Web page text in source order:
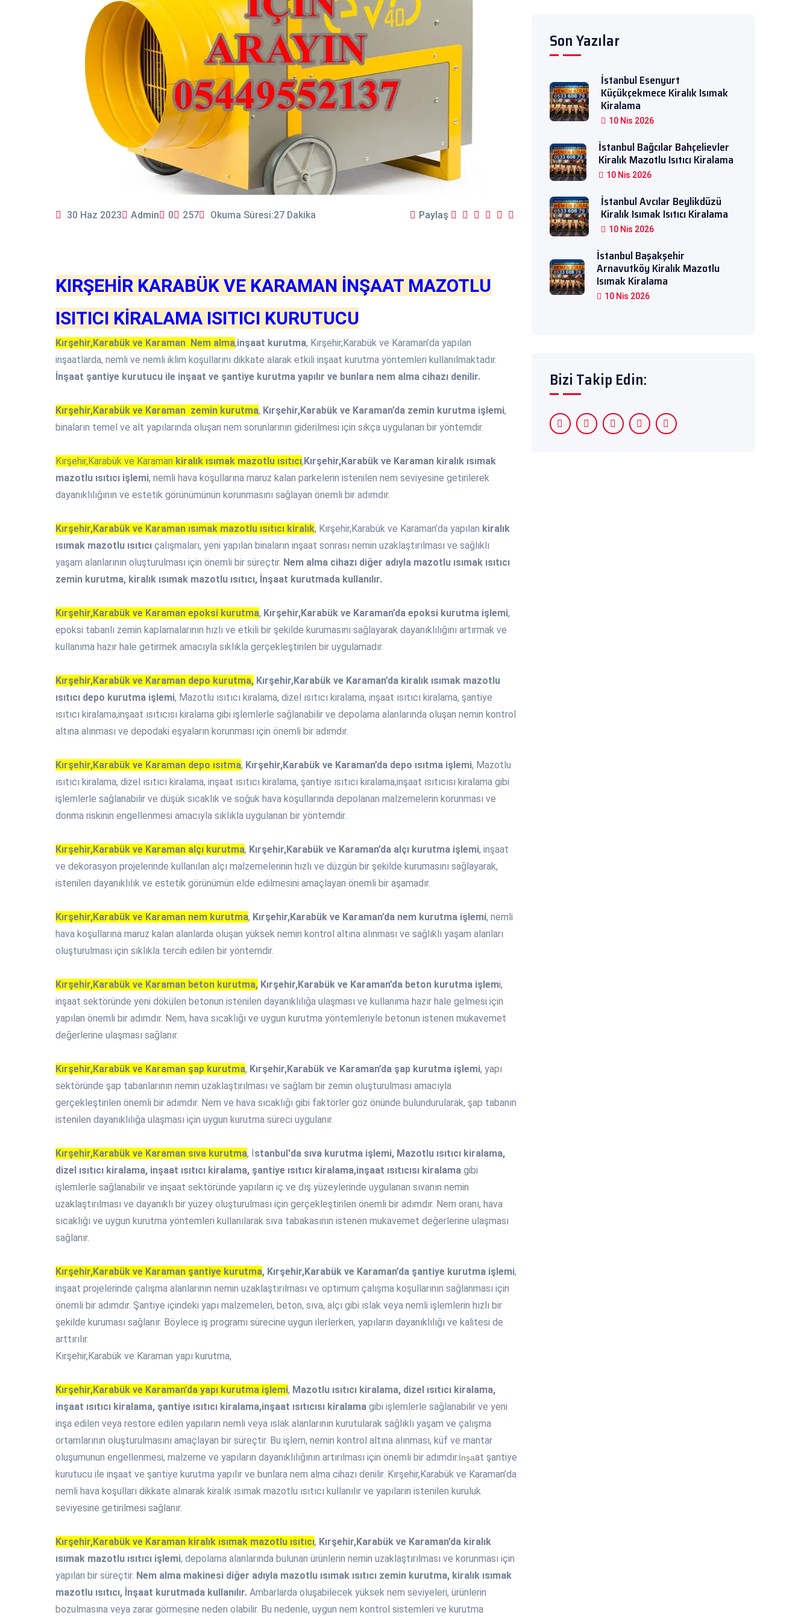
30 Haz 2023 Admin 0 257 Okuma Süresi:27 Dakika Paylaş
KIRŞEHİR KARABÜK VE KARAMAN İNŞAAT MAZOTLU
ISITICI KİRALAMA ISITICI KURUTUCU
Kırşehir,Karabük ve Karaman Nem alma,inşaat kurutma, Kırşehir,Karabük ve Karaman’da yapılan
inşaatlarda, nemli ve nemli iklim koşullarını dikkate alarak etkili inşaat kurutma yöntemleri kullanılmaktadır.
İnşaat şantiye kurutucu ile inşaat ve şantiye kurutma yapılır ve bunlara nem alma cihazı denilir.
Kırşehir,Karabük ve Karaman zemin kurutma, Kırşehir,Karabük ve Karaman’da zemin kurutma işlemi,
binaların temel ve alt yapılarında oluşan nem sorunlarının giderilmesi için sıkça uygulanan bir yöntemdir.
Kırşehir,Karabük ve Karaman kiralık ısımak mazotlu ısıtıcı,Kırşehir,Karabük ve Karamankiralık ısımak
mazotlu ısıtıcı işlemi, nemli hava koşullarına maruz kalan parkelerin istenilen nem seviyesine getirilerek
dayanıklılığının ve estetik görünümünün korunmasını sağlayan önemli bir adımdır.
Kırşehir,Karabük ve Karaman ısımak mazotlu ısıtıcı kiralık, Kırşehir,Karabük ve Karaman’da yapılan kiralık
ısımak mazotlu ısıtıcıçalışmaları, yeni yapılan binaların inşaat sonrası nemin uzaklaştırılması ve sağlıklı
yaşam alanlarının oluşturulması için önemli bir süreçtir. Nem alma cihazı diğer adıyla mazotlu ısımak ısıtıcı
zemin kurutma, kiralık ısımak mazotlu ısıtıcı, İnşaat kurutmada kullanılır.
Kırşehir,Karabük ve Karaman epoksi kurutma, Kırşehir,Karabük ve Karaman’da epoksi kurutma işlemi,
epoksi tabanlı zemin kaplamalarının hızlı ve etkili bir şekilde kurumasını sağlayarak dayanıklılığını artırmak ve
kullanıma hazır hale getirmek amacıyla sıklıkla gerçekleştirilen bir uygulamadır.
Kırşehir,Karabük ve Karaman depo kurutma,Kırşehir,Karabük ve Karaman’da kiralık ısımak mazotlu
ısıtıcı depo kurutma işlemi, Mazotlu ısıtıcı kiralama, dizel ısıtıcı kiralama, inşaat ısıtıcı kiralama, şantiye
ısıtıcı kiralama,inşaat ısıtıcısı kiralama gibi işlemlerle sağlanabilir ve depolama alanlarında oluşan nemin kontrol
altına alınması ve depodaki eşyaların korunması için önemli bir adımdır.
Kırşehir,Karabük ve Karaman depo ısıtma, Kırşehir,Karabük ve Karaman’da depo ısıtma işlemi, Mazotlu
ısıtıcı kiralama, dizel ısıtıcı kiralama, inşaat ısıtıcı kiralama, şantiye ısıtıcı kiralama,inşaat ısıtıcısı kiralama gibi
işlemlerle sağlanabilir ve düşük sıcaklık ve soğuk hava koşullarında depolanan malzemelerin korunması ve
donma riskinin engellenmesi amacıyla sıklıkla uygulanan bir yöntemdir.
Kırşehir,Karabük ve Karaman alçı kurutma, Kırşehir,Karabük ve Karaman’da alçı kurutma işlemi, inşaat
ve dekorasyon projelerinde kullanılan alçı malzemelerinin hızlı ve düzgün bir şekilde kurumasını sağlayarak,
istenilen dayanıklılık ve estetik görünümün elde edilmesini amaçlayan önemli bir aşamadır.
Kırşehir,Karabük ve Karaman nem kurutma, Kırşehir,Karabük ve Karaman’da nem kurutma işlemi, nemli
hava koşullarına maruz kalan alanlarda oluşan yüksek nemin kontrol altına alınması ve sağlıklı yaşam alanları
oluşturulması için sıklıkla tercih edilen bir yöntemdir.
Kırşehir,Karabük ve Karaman beton kurutma,Kırşehir,Karabük ve Karaman’da beton kurutma işlemi,
inşaat sektöründe yeni dökülen betonun istenilen dayanıklılığa ulaşması ve kullanıma hazır hale gelmesi için
yapılan önemli bir adımdır. Nem, hava sıcaklığı ve uygun kurutma yöntemleriyle betonun istenen mukavemet
değerlerine ulaşması sağlanır.
Kırşehir,Karabük ve Karaman şap kurutma, Kırşehir,Karabük ve Karaman’da şap kurutma işlemi, yapı
sektöründe şap tabanlarının nemin uzaklaştırılması ve sağlam bir zemin oluşturulması amacıyla
gerçekleştirilen önemli bir adımdır. Nem ve hava sıcaklığı gibi faktörler göz önünde bulundurularak, şap tabanın
istenilen dayanıklılığa ulaşması için uygun kurutma süreci uygulanır.
Kırşehir,Karabük ve Karaman sıva kurutma, İstanbul'da sıva kurutma işlemi, Mazotlu ısıtıcı kiralama,
dizel ısıtıcı kiralama, inşaat ısıtıcı kiralama, şantiye ısıtıcı kiralama,inşaat ısıtıcısı kiralamagibi
işlemlerle sağlanabilir ve inşaat sektöründe yapıların iç ve dış yüzeylerinde uygulanan sıvanın nemin
uzaklaştırılması ve dayanıklı bir yüzey oluşturulması için gerçekleştirilen önemli bir adımdır. Nem oranı, hava
sıcaklığı ve uygun kurutma yöntemleri kullanılarak sıva tabakasının istenen mukavemet değerlerine ulaşması
sağlanır.
Kırşehir,Karabük ve Karaman şantiye kurutma, Kırşehir,Karabük ve Karaman’da şantiye kurutma işlemi,
inşaat projelerinde çalışma alanlarının nemin uzaklaştırılması ve optimum çalışma koşullarının sağlanması için
önemli bir adımdır. Şantiye içindeki yapı malzemeleri, beton, sıva, alçı gibi ıslak veya nemli işlemlerin hızlı bir
şekilde kuruması sağlanır. Böylece iş programı sürecine uygun ilerlerken, yapıların dayanıklılığı ve kalitesi de
arttırılır.
Kırşehir,Karabük ve Karaman yapı kurutma,
Kırşehir,Karabük ve Karaman’da yapı kurutma işlemi, Mazotlu ısıtıcı kiralama, dizel ısıtıcı kiralama,
inşaat ısıtıcı kiralama, şantiye ısıtıcı kiralama,inşaat ısıtıcısı kiralamagibi işlemlerle sağlanabilir ve yeni
inşa edilen veya restore edilen yapıların nemli veya ıslak alanlarının kurutularak sağlıklı yaşam ve çalışma
ortamlarının oluşturulmasını amaçlayan bir süreçtir. Bu işlem, nemin kontrol altına alınması, küf ve mantar
oluşumunun engellenmesi, malzeme ve yapıların dayanıklılığının artırılması için önemli bir adımdır.İnşaat şantiye
kurutucu ile inşaat ve şantiye kurutma yapılır ve bunlara nem alma cihazı denilir. Kırşehir,Karabük ve Karaman’da
nemli hava koşulları dikkate alınarak kiralık ısımak mazotlu ısıtıcı kullanılır ve yapıların istenilen kuruluk
seviyesine getirilmesi sağlanır.
Kırşehir,Karabük ve Karaman kiralık ısımak mazotlu ısıtıcı, Kırşehir,Karabük ve Karaman’da kiralık
ısımak mazotlu ısıtıcı işlemi, depolama alanlarında bulunan ürünlerin nemin uzaklaştırılması ve korunması için
yapılan bir süreçtir. Nem alma makinesi diğer adıyla mazotlu ısımak ısıtıcı zemin kurutma, kiralık ısımak
mazotlu ısıtıcı, İnşaat kurutmada kullanılır.Ambarlarda oluşabilecek yüksek nem seviyeleri, ürünlerin
bozulmasına veya zarar görmesine neden olabilir. Bu nedenle, uygun nem kontrol sistemleri ve kurutma
Son Yazılar
İstanbul Esenyurt
Küçükçekmece Kiralık Isımak
Kiralama
10 Nis 2026
İstanbul Bağcılar Bahçelievler
Kiralık Mazotlu Isıtıcı Kiralama
10 Nis 2026
İstanbul Avcılar Beylikdüzü
Kiralık Isımak Isıtıcı Kiralama
10 Nis 2026
İstanbul Başakşehir
Arnavutköy Kiralık Mazotlu
Isımak Kiralama
10 Nis 2026
Bizi Takip Edin: